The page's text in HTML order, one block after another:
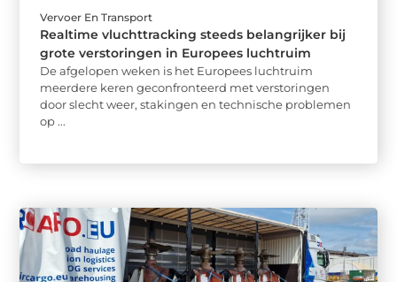
Vervoer En Transport
Realtime vluchttracking steeds belangrijker bij
grote verstoringen in Europees luchtruim
De afgelopen weken is het Europees luchtruim
meerdere keren geconfronteerd met verstoringen
door slecht weer, stakingen en technische problemen
op ...